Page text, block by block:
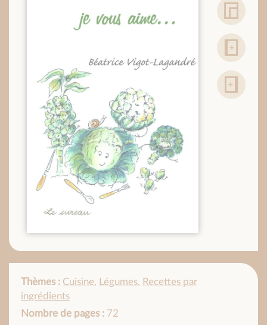
Thèmes : Cuisine, Légumes, Recettes par
ingrédients
Nombre de pages : 72